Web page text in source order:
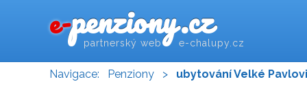
e-penziony.cz
partnerský web e-chalupy.cz
Navigace: Penziony > ubytování Velké